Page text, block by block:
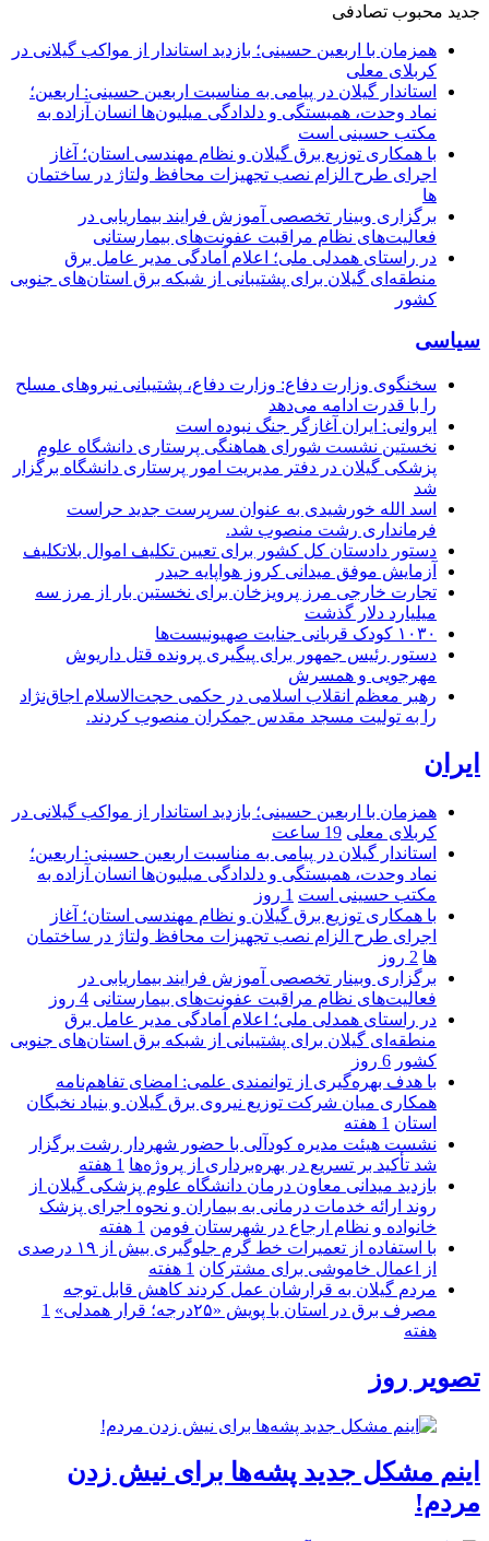
جدید محبوب تصادفی
همزمان با اربعین حسینی؛ بازدید استاندار از مواکب گیلانی در
کربلای معلی
استاندار گیلان در پیامی به مناسبت اربعین حسینی: اربعین؛
نماد وحدت، همبستگی و دلدادگی میلیون‌ها انسان آزاده به
مکتب حسینی است
با همکاری توزیع برق گیلان و نظام مهندسی استان؛ آغاز
اجرای طرح الزام نصب تجهیزات محافظ ولتاژ در ساختمان
ها
برگزاری وبینار تخصصی آموزش فرایند بیماریابی در
فعالیت‌های نظام مراقبت عفونت‌های بیمارستانی
در راستای همدلی ملی؛ اعلام آمادگی مدیر عامل برق
منطقه‌ای گیلان برای پشتیبانی از شبكه برق استان‌های جنوبی
كشور
سیاسی
سخنگوی وزارت دفاع: وزارت دفاع، پشتیبانی نیرو‌های مسلح
را با قدرت ادامه می‌دهد
ایروانی: ایران آغازگر جنگ نبوده است
نخستین نشست شورای هماهنگی پرستاری دانشگاه علوم
پزشکی گیلان در دفتر مدیریت امور پرستاری دانشگاه برگزار
شد
اسد الله خورشیدی به عنوان سرپرست جدید حراست
فرمانداری رشت منصوب شد.
دستور دادستان کل کشور برای تعیین تکلیف اموال بلاتکلیف
آزمایش موفق میدانی کروز هواپایه حیدر
تجارت خارجی مرز پرویزخان برای نخستین بار از مرز سه
میلیارد دلار گذشت
۱۰۳۰ کودک قربانی جنایت صهیونیست‌ها
دستور رئیس جمهور برای پیگیری پرونده قتل داریوش
مهرجویی و همسرش
رهبر معظم انقلاب اسلامی در حکمی حجت‌الاسلام اجاق‌نژاد
را به تولیت مسجد مقدس جمکران منصوب کردند.
ایران
همزمان با اربعین حسینی؛ بازدید استاندار از مواکب گیلانی در
کربلای معلی 19 ساعت
استاندار گیلان در پیامی به مناسبت اربعین حسینی: اربعین؛
نماد وحدت، همبستگی و دلدادگی میلیون‌ها انسان آزاده به
مکتب حسینی است 1 روز
با همکاری توزیع برق گیلان و نظام مهندسی استان؛ آغاز
اجرای طرح الزام نصب تجهیزات محافظ ولتاژ در ساختمان
ها 2 روز
برگزاری وبینار تخصصی آموزش فرایند بیماریابی در
فعالیت‌های نظام مراقبت عفونت‌های بیمارستانی 4 روز
در راستای همدلی ملی؛ اعلام آمادگی مدیر عامل برق
منطقه‌ای گیلان برای پشتیبانی از شبكه برق استان‌های جنوبی
كشور 6 روز
با هدف بهره‌گیری از توانمندی علمی: امضای تفاهم‌نامه
همكاری میان شركت توزیع نیروی برق گیلان و بنیاد نخبگان
استان 1 هفته
نشست هیئت مدیره کودآلی با حضور شهردار رشت برگزار
شد تأکید بر تسریع در بهره‌برداری از پروژه‌ها 1 هفته
بازدید میدانی معاون درمان دانشگاه علوم پزشکی گیلان از
روند ارائه خدمات درمانی به بیماران و نحوه اجرای پزشک
خانواده و نظام ارجاع در شهرستان فومن 1 هفته
با استفاده از تعمیرات خط گرم جلوگیری بیش از ۱۹ درصدی
از اعمال خاموشی برای مشتركان 1 هفته
مردم گیلان به قرارشان عمل کردند كاهش قابل توجه
مصرف برق در استان با پویش «۲۵درجه؛ قرار همدلی»
1
هفته
تصویر روز
اینم مشکل جدید پشه‌ها برای نیش زدن
مردم!